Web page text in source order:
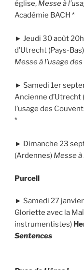
église, Messe à
Académie BACH *
► Jeudi 30 août
d’Utrecht (Pays-
Messe à l’usage
► Samedi 1er
Ancienne d’Utrecht
l’usage des
*
► Dimanche 23
(Ardennes) Messe à
Purcell
► Samedi 27
Gloriette avec la
instrumentistes)
Sentences